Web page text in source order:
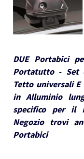
DUE Portabici
Portatutto - Set
Tetto universali
in Alluminio
specifico per il
Negozio trovi
Portabici